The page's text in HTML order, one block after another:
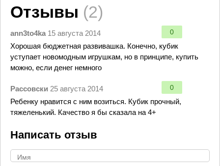
Отзывы (2)
ann3to4ka 15 августа 2014 0
Хорошая бюджетная развивашка. Конечно, кубик
уступает новомодным игрушкам, но в принципе, купить
можно, если денег немного
Рассовски 25 августа 2014 0
Ребенку нравится с ним возиться. Кубик прочный,
тяжеленький. Качество я бы сказала на 4+
Написать отзыв